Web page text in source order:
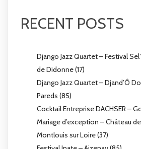
RECENT POSTS
Django Jazz Quartet – Festival
de Didonne (17)
Django Jazz Quartet – Djand’Ô
Pareds (85)
Cocktail Entreprise DACHSER –
Mariage d’exception – Château
Montlouis sur Loire (37)